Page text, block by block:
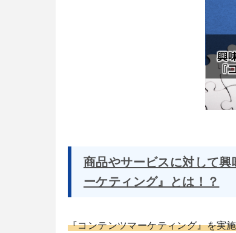
商品やサービスに対して
ーケティング』とは！？
『コンテンツマーケティング』を実